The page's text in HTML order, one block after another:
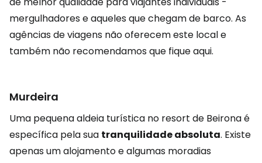
mergulhadores e aqueles que chegam de barco. As
agências de viagens não oferecem este local e
também não recomendamos que fique aqui.
Murdeira
Uma pequena aldeia turística no resort de Beirona é
específica pela sua tranquilidade absoluta. Existe
apenas um alojamento e algumas moradias